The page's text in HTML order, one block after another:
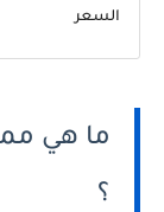
السعر
؟